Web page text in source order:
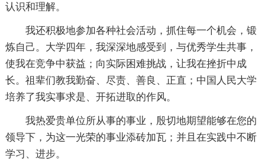
认识和理解。
我还积极地参加各种社会活动，抓住每一个机会，锻
炼自己。大学四年，我深深地感受到，与优秀学生共事，
使我在竞争中获益；向实际困难挑战，让我在挫折中成
长。祖辈们教我勤奋、尽责、善良、正直；中国人民大学
培养了我实事求是、开拓进取的作风。
我热爱贵单位所从事的事业，殷切地期望能够在您的
领导下，为这一光荣的事业添砖加瓦；并且在实践中不断
学习、进步。